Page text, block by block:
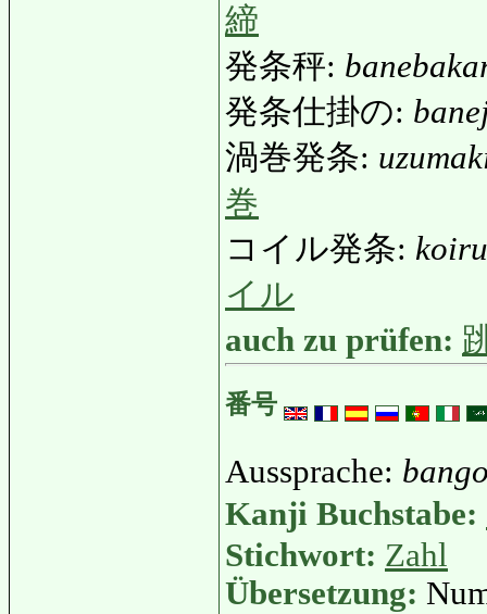
締
発条秤:
発条仕掛の:
渦巻発条:
巻
コイル発条:
イル
auch zu prüfen:
番号
Aussprache:
Kanji Buchstabe:
Stichwort: Zahl
Übersetzung: